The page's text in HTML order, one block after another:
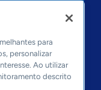
para
personalizar
Ao utilizar
descrito